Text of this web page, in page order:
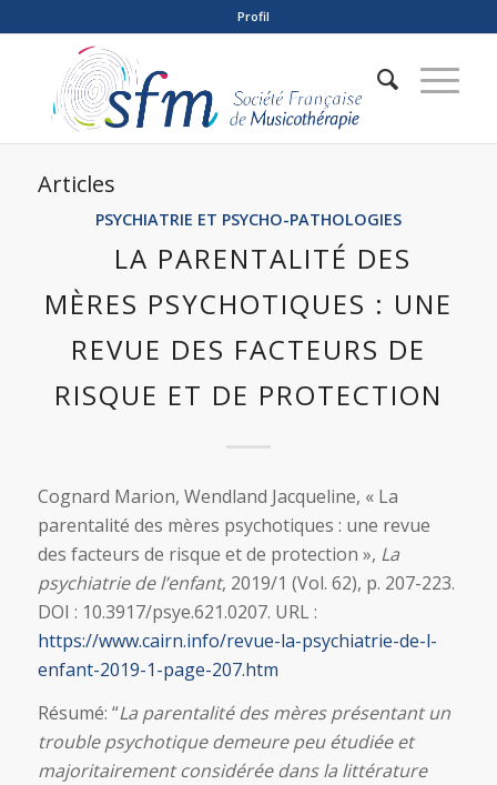
Profil
Articles
PSYCHIATRIE ET PSYCHO-PATHOLOGIES
LA PARENTALITÉ DES
MÈRES PSYCHOTIQUES : UNE
REVUE DES FACTEURS DE
RISQUE ET DE PROTECTION
Cognard Marion, Wendland Jacqueline, « La
parentalité des mères psychotiques : une revue
des facteurs de risque et de protection », La
psychiatrie de l’enfant, 2019/1 (Vol. 62), p. 207-223.
DOI : 10.3917/psye.621.0207. URL :
https://www.cairn.info/revue-la-psychiatrie-de-l-
enfant-2019-1-page-207.htm
Résumé: “La parentalité des mères présentant un
trouble psychotique demeure peu étudiée et
majoritairement considérée dans la littérature